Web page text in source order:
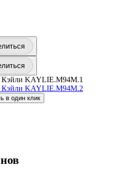
в один клик